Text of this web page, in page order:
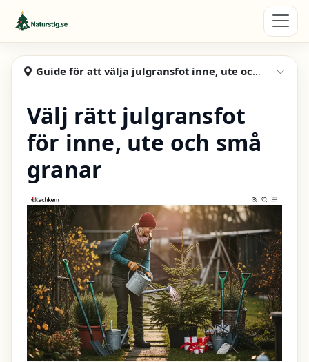
Hoppa till huvudinnehåll
Naturstig
Guide för att välja julgransfot inne, ute och mini
Välj rätt julgransfot
för inne, ute och små
granar